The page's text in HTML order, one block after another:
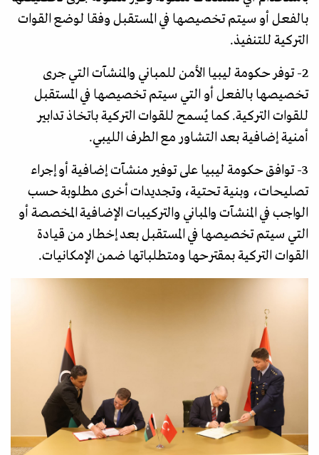
بالفعل أو سيتم تخصيصها في المستقبل وفقا لوضع القوات
التركية للتنفيذ.
2- توفر حكومة ليبيا الأمن للمباني والمنشآت التي جرى
تخصيصها بالفعل أو التي سيتم تخصيصها في المستقبل
للقوات التركية. كما يُسمح للقوات التركية باتخاذ تدابير
أمنية إضافية بعد التشاور مع الطرف الليبي.
3- توافق حكومة ليبيا على توفير منشآت إضافية أو إجراء
تصليحات، وبنية تحتية، وتجديدات أخرى مطلوبة حسب
الواجب في المنشآت والمباني والتركيبات الإضافية المخصصة أو
التي سيتم تخصيصها في المستقبل بعد إخطار من قيادة
القوات التركية بمقترحها ومتطلباتها ضمن الإمكانيات.